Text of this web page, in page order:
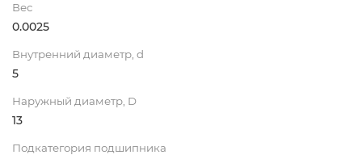
Вес
0.0025
Внутренний диаметр, d
5
Наружный диаметр, D
13
Подкатегория подшипника